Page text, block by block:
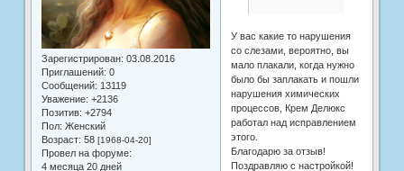
Зарегистрирован: 03.08.2016
Приглашений: 0
Сообщений: 13119
Уважение: +2136
Позитив: +2794
Пол: Женский
Возраст: 58 [1968-04-20]
Провел на форуме:
4 месяца 20 дней
У вас какие то нарушения
со слезами, вероятно, вы
мало плакали, когда нужно
было бы заплакать и пошли
нарушения химических
процессов, Крем Делюкс
работал над исправлением
этого.
Благодарю за отзыв!
Поздравляю с настройкой!